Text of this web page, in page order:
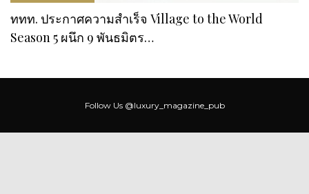
ททท. ประกาศความสำเร็จ Village to the World
Season 5 ผนึก 9 พันธมิตร…
Follow Us @luxury_magazine_pub